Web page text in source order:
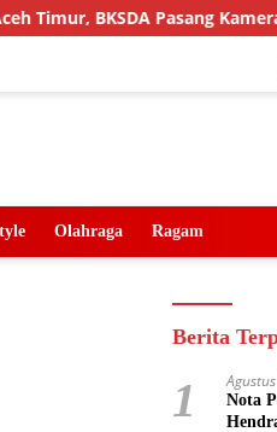
Pasang Kamera dan Bagikan
Olahraga Ragam
Berita
1
Nota